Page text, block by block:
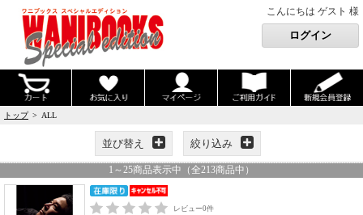
こんにちは ゲスト 様
トップ> ALL
並び替え 絞り込み
1 ～ 25商品表示中（全213商品中）
レビュー0件